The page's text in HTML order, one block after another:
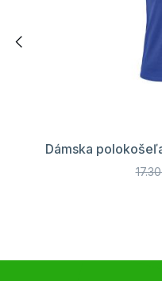
Dámska